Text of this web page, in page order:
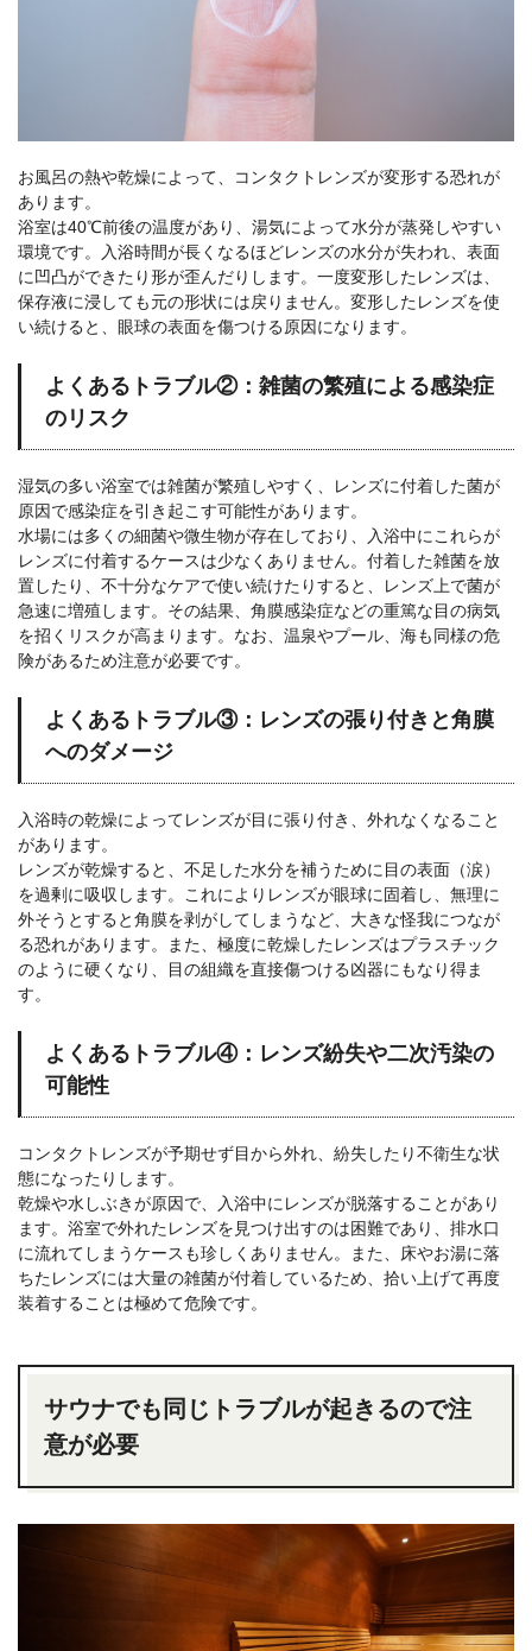
お風呂の熱や乾燥によって、コンタクトレンズが変形する恐れが
あります。
浴室は40℃前後の温度があり、湯気によって水分が蒸発しやすい
環境です。入浴時間が長くなるほどレンズの水分が失われ、表面
に凹凸ができたり形が歪んだりします。一度変形したレンズは、
保存液に浸しても元の形状には戻りません。変形したレンズを使
い続けると、眼球の表面を傷つける原因になります。
よくあるトラブル②：雑菌の繁殖による感染症
のリスク
湿気の多い浴室では雑菌が繁殖しやすく、レンズに付着した菌が
原因で感染症を引き起こす可能性があります。
水場には多くの細菌や微生物が存在しており、入浴中にこれらが
レンズに付着するケースは少なくありません。付着した雑菌を放
置したり、不十分なケアで使い続けたりすると、レンズ上で菌が
急速に増殖します。その結果、角膜感染症などの重篤な目の病気
を招くリスクが高まります。なお、温泉やプール、海も同様の危
険があるため注意が必要です。
よくあるトラブル③：レンズの張り付きと角膜
へのダメージ
入浴時の乾燥によってレンズが目に張り付き、外れなくなること
があります。
レンズが乾燥すると、不足した水分を補うために目の表面（涙）
を過剰に吸収します。これによりレンズが眼球に固着し、無理に
外そうとすると角膜を剥がしてしまうなど、大きな怪我につなが
る恐れがあります。また、極度に乾燥したレンズはプラスチック
のように硬くなり、目の組織を直接傷つける凶器にもなり得ま
す。
よくあるトラブル④：レンズ紛失や二次汚染の
可能性
コンタクトレンズが予期せず目から外れ、紛失したり不衛生な状
態になったりします。
乾燥や水しぶきが原因で、入浴中にレンズが脱落することがあり
ます。浴室で外れたレンズを見つけ出すのは困難であり、排水口
に流れてしまうケースも珍しくありません。また、床やお湯に落
ちたレンズには大量の雑菌が付着しているため、拾い上げて再度
装着することは極めて危険です。
サウナでも同じトラブルが起きるので注
意が必要